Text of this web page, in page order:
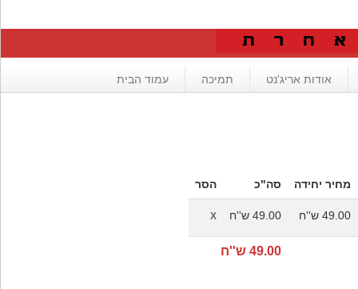
עמוד הבית תמיכה אודות אריג'נט
מחיר יחידה סה"כ הסר
49.00 ש''ח 49.00 ש''ח X
49.00 ש''ח